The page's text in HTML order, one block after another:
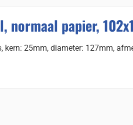
papier,
25mm, diameter: 127mm,